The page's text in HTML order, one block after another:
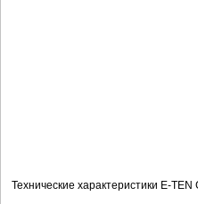
Технические характеристики E-